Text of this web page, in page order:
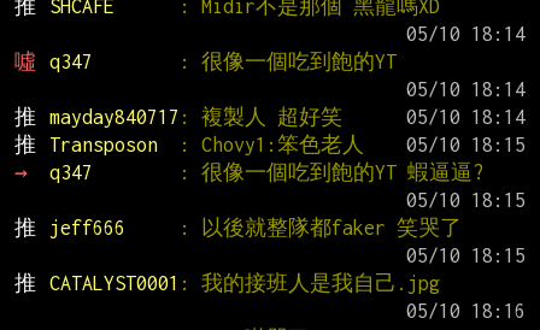
推
SHCAFE
: Midir不是那個 黑龍嗎XD
噓
q347
: 很像一個吃到飽的YT
推
mayday840717 : 複製人 超好笑
推
Transposon : Chovy1:笨色老人
→
q347
: 很像一個吃到飽的YT 蝦逼逼?
推
jeff666
: 以後就整隊都faker 笑哭了
推
CATALYST0001 : 我的接班人是我自己.jpg